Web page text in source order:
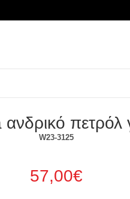
πετρόλ
W23-3125
57,00€